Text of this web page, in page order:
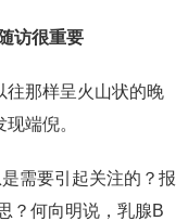
访很重要
往那样呈火山状的晚
端倪。
需要引起关注的？报
？何向明说，乳腺B